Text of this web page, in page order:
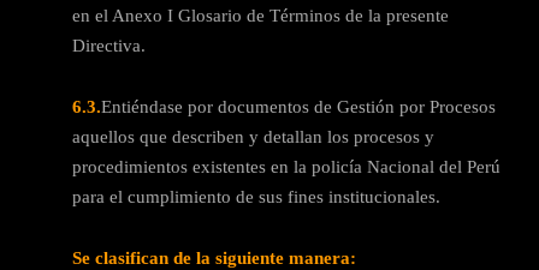
en el Anexo I Glosario de Términos de la presente
Directiva.
6.3.Entiéndase por documentos de Gestión por Procesos
aquellos que describen y detallan los procesos y
procedimientos existentes en la policía Nacional del Perú
para el cumplimiento de sus fines institucionales.
Se clasifican de la siguiente manera: